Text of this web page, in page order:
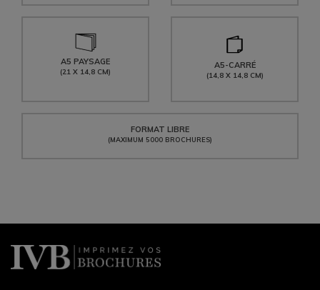
A5 PAYSAGE
(21 X 14,8 CM)
A5-CARRÉ
(14,8 X 14,8 CM)
FORMAT LIBRE
(MAXIMUM 5000 BROCHURES)